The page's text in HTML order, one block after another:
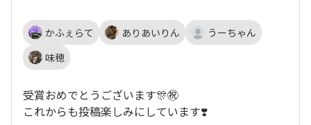
かふぇらて ありあいりん
うーちゃん
味穂
受賞おめでとうございます🎊㊗️
これからも投稿楽しみにしています❣️